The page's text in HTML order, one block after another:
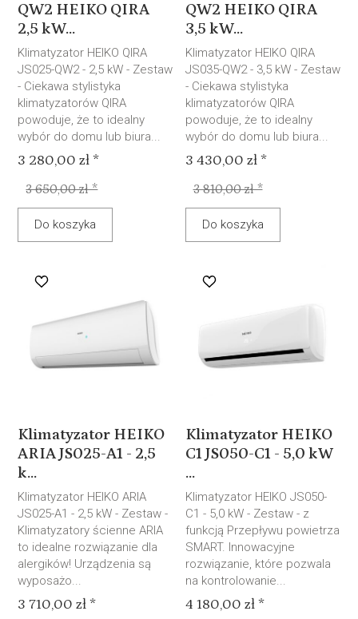
QW2 HEIKO QIRA
2,5 kW...
Klimatyzator HEIKO QIRA
JS025-QW2 - 2,5 kW - Zestaw
- Ciekawa stylistyka
klimatyzatorów QIRA
powoduje, że to idealny
wybór do domu lub biura...
3 280,00 zł *
3 650,00 zł *
Do koszyka
QW2 HEIKO QIRA
3,5 kW...
Klimatyzator HEIKO QIRA
JS035-QW2 - 3,5 kW - Zestaw
- Ciekawa stylistyka
klimatyzatorów QIRA
powoduje, że to idealny
wybór do domu lub biura...
3 430,00 zł *
3 810,00 zł *
Do koszyka
Klimatyzator HEIKO
ARIA JS025-A1 - 2,5
k...
Klimatyzator HEIKO ARIA
JS025-A1 - 2,5 kW - Zestaw -
Klimatyzatory ścienne ARIA
to idealne rozwiązanie dla
alergików! Urządzenia są
wyposażo...
3 710,00 zł *
Klimatyzator HEIKO
C1 JS050-C1 - 5,0 kW
...
Klimatyzator HEIKO JS050-
C1 - 5,0 kW - Zestaw - z
funkcją Przepływu powietrza
SMART. Innowacyjne
rozwiązanie, które pozwala
na kontrolowanie...
4 180,00 zł *